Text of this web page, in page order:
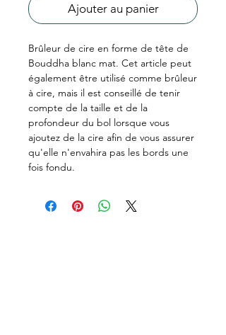
Ajouter au panier
Brûleur de cire en forme de tête de
Bouddha blanc mat. Cet article peut
également être utilisé comme brûleur
à cire, mais il est conseillé de tenir
compte de la taille et de la
profondeur du bol lorsque vous
ajoutez de la cire afin de vous assurer
qu'elle n'envahira pas les bords une
fois fondu.